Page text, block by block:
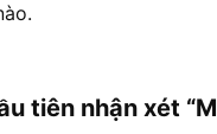
tiên nhận xét